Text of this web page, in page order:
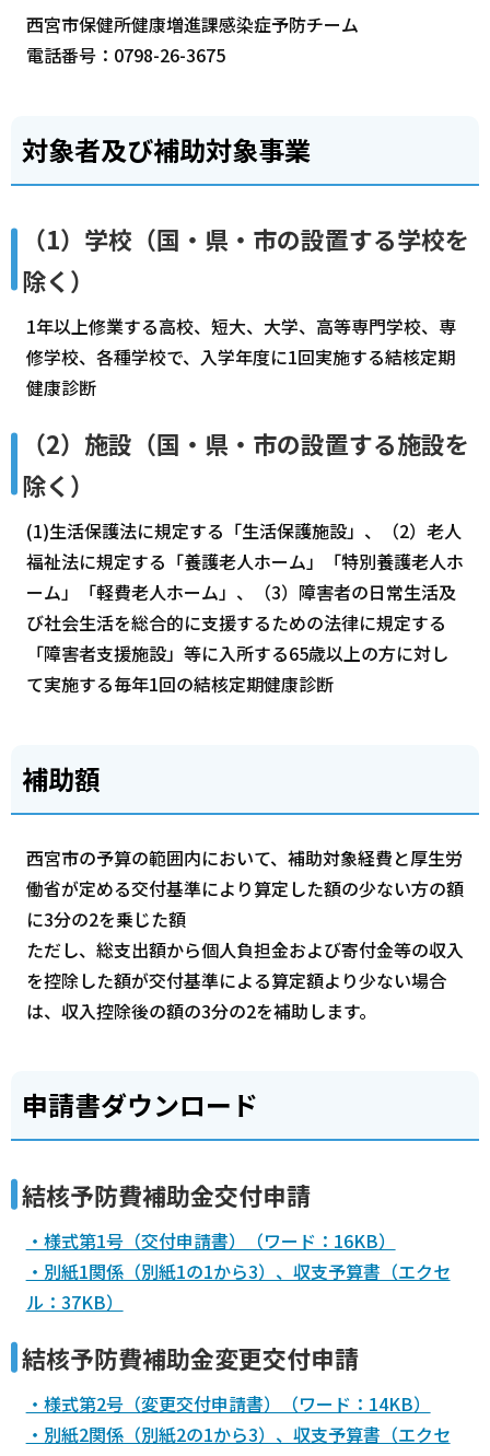
西宮市保健所健康増進課感染症予防チーム
電話番号：0798-26-3675
対象者及び補助対象事業
（1）学校（国・県・市の設置する学校を
除く）
1年以上修業する高校、短大、大学、高等専門学校、専
修学校、各種学校で、入学年度に1回実施する結核定期
健康診断
（2）施設（国・県・市の設置する施設を
除く）
(1)生活保護法に規定する「生活保護施設」、（2）老人
福祉法に規定する「養護老人ホーム」「特別養護老人ホ
ーム」「軽費老人ホーム」、（3）障害者の日常生活及
び社会生活を総合的に支援するための法律に規定する
「障害者支援施設」等に入所する65歳以上の方に対し
て実施する毎年1回の結核定期健康診断
補助額
西宮市の予算の範囲内において、補助対象経費と厚生労
働省が定める交付基準により算定した額の少ない方の額
に3分の2を乗じた額
ただし、総支出額から個人負担金および寄付金等の収入
を控除した額が交付基準による算定額より少ない場合
は、収入控除後の額の3分の2を補助します。
申請書ダウンロード
結核予防費補助金交付申請
・様式第1号（交付申請書）（ワード：16KB）
・別紙1関係（別紙1の1から3）、収支予算書（エクセ
ル：37KB）
結核予防費補助金変更交付申請
・様式第2号（変更交付申請書）（ワード：14KB）
・別紙2関係（別紙2の1から3）、収支予算書（エクセ